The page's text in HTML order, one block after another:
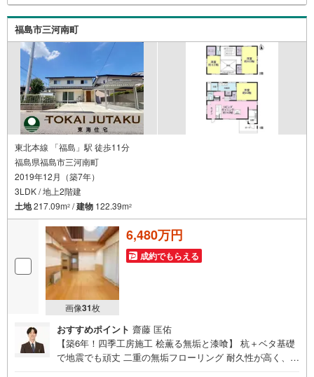
●キッズスペースやベビーベッドを完備（オムツあります）
●女性スタッフがお子様が飽きてしまわないようお手伝いい
たします ●ご家族おそろいでぜひご来店ください！
福島市三河南町
東北本線 「福島」駅 徒歩11分
福島県福島市三河南町
2019年12月（築7年）
3LDK / 地上2階建
土地217.09m2 /建物 122.39m2
画像31枚
6,480万円
成約でもらえる
おすすめポイント 齋藤 匡佑
【築6年！四季工房施工 桧薫る無垢と漆喰】 杭＋ベタ基礎
で地震でも頑丈 二重の無垢フローリング 耐久性が高く、調